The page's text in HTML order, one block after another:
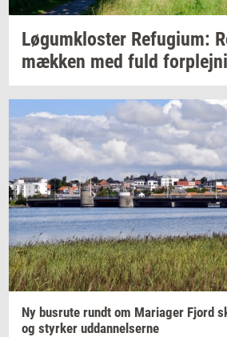
Løgum­klo­ster Re­fu­gi­um:
mæk­ken med fuld
Ny bus­ru­te rundt om Ma­ri­a­ger Fjord
og styr­ker ud­dan­nel­ser­ne